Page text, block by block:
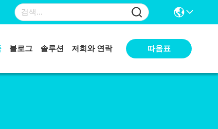
블로그 솔루션 저희와 연락 따옴표